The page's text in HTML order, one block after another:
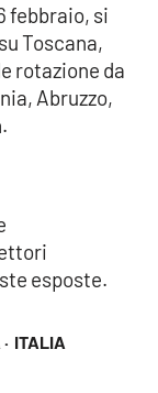
ITALIA
febbraio, si
su Toscana,
rotazione da
Abruzzo,
.
esposte.